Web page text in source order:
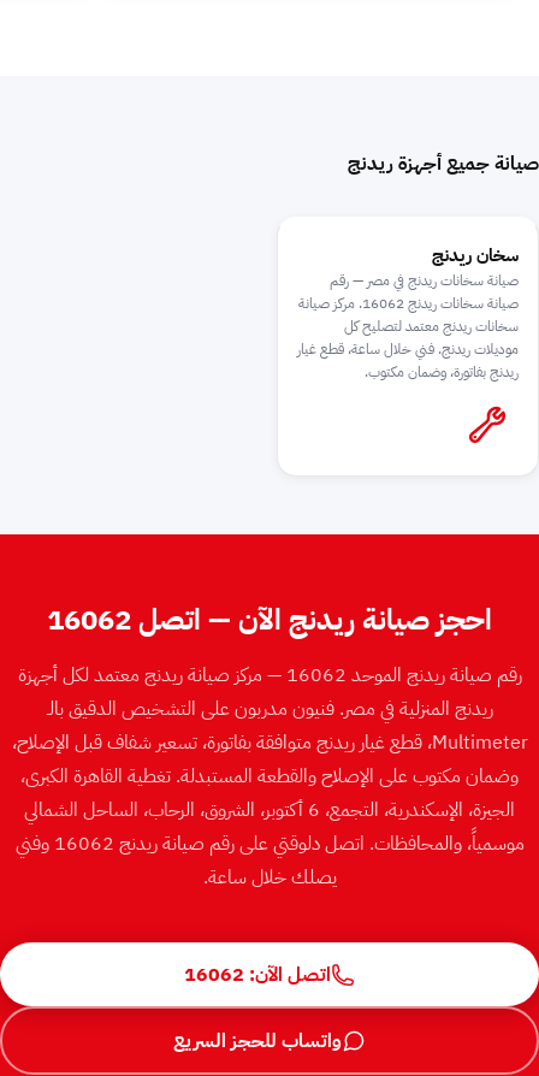
صيانة جميع أجهزة ريدنج
سخان ريدنج
صيانة سخانات ريدنج في مصر — رقم
صيانة سخانات ريدنج 16062. مركز صيانة
سخانات ريدنج معتمد لتصليح كل
موديلات ريدنج. فني خلال ساعة، قطع غيار
ريدنج بفاتورة، وضمان مكتوب.
احجز صيانة ريدنج الآن — اتصل 16062
رقم صيانة ريدنج الموحد 16062 — مركز صيانة ريدنج معتمد لكل أجهزة
ريدنج المنزلية في مصر. فنيون مدربون على التشخيص الدقيق بالـ
Multimeter، قطع غيار ريدنج متوافقة بفاتورة، تسعير شفاف قبل الإصلاح،
وضمان مكتوب على الإصلاح والقطعة المستبدلة. تغطية القاهرة الكبرى،
الجيزة، الإسكندرية، التجمع، 6 أكتوبر، الشروق، الرحاب، الساحل الشمالي
موسمياً، والمحافظات. اتصل دلوقتي على رقم صيانة ريدنج 16062 وفني
يصلك خلال ساعة.
اتصل الآن: 16062
واتساب للحجز السريع